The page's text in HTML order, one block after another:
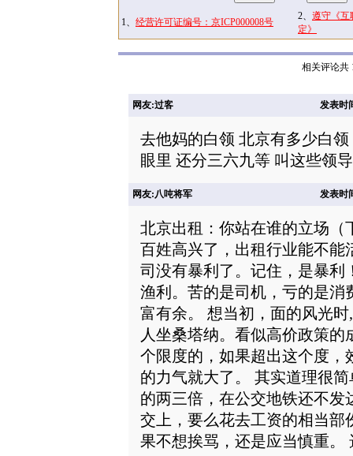
1、 经营许可证编号：京ICP000008号
2、 遵守《互
定》
相关评论共
网友:过客 发表时
去他妈的白领 北京有多少白
眼里 还分三六九等 叫这些领
网友:八吨将军 发表时
北京出租：你站在谁的立场（
百姓高兴了，出租行业能不
司没有暴利了。记住，是暴利
渔利。苦的是司机，亏的是消
富有余。 想当初，面的风光
人坐桑塔纳。看似高价政策
个限度的，如果超出这个度，
的力气就大了。 其实道理很
的两三倍，在公交地铁还不
交上，要么花去工资的相当部
果不想挨骂，还是应当慎重。